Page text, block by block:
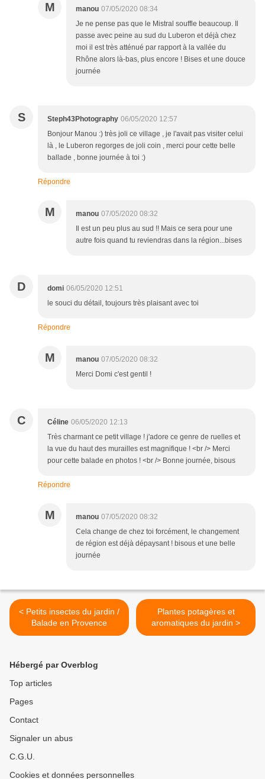
M manou 07/05/2020 08:34
Je ne pense pas que le Mistral souffle beaucoup. Il
passe avec peine au sud du Luberon et déjà chez
moi il est très atténué par rapport à la vallée du
Rhône alors là-bas, plus encore ! Bises et une douce
journée
S Steph43Photography 06/05/2020 12:57
Bonjour Manou :) très joli ce village , je l'avait pas visiter celui
là , le Luberon regorges de joli coin , merci pour cette belle
ballade , bonne journée à toi :)
Répondre
M manou 07/05/2020 08:32
Il est un peu plus au sud !! Mais ce sera pour une
autre fois quand tu reviendras dans la région...bises
D domi 06/05/2020 12:51
le souci du détail, toujours très plaisant avec toi
Répondre
M manou 07/05/2020 08:32
Merci Domi c'est gentil !
C Céline 06/05/2020 12:13
Très charmant ce petit village ! j'adore ce genre de ruelles et
la vue du haut des murailles est magnifique ! <br /> Merci
pour cette balade en photos ! <br /> Bonne journée, bisous
Répondre
M manou 07/05/2020 08:32
Cela change de chez toi forcément, le changement
de région est déjà dépaysant ! bisous et une belle
journée
< Petits insectes du jardin /
Balade en Provence
Plantes potagères et
aromatiques du jardin >
Hébergé par Overblog
Top articles
Pages
Contact
Signaler un abus
C.G.U.
Cookies et données personnelles